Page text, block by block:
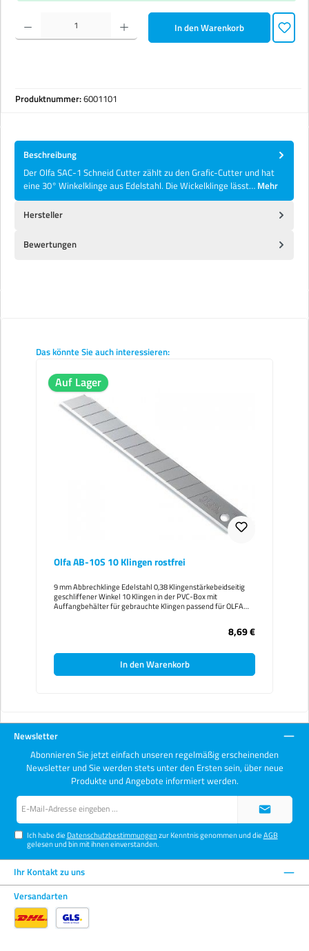
Produkt Anzahl: Gib den gewünschten Wert ein oder benutze die Schaltflächen um die Anzahl zu
In den Warenkorb
Produktnummer:6001101
Beschreibung
Der Olfa SAC-1 Schneid Cutter zählt zu den Grafic-Cutter und hat
eine 30° Winkelklinge aus Edelstahl. Die Wickelklinge lässt… Mehr
Hersteller
Bewertungen
Produktgalerie überspringen
Das könnte Sie auch interessieren:
Auf Lager
Olfa AB-10S 10 Klingen rostfrei
9 mm Abbrechklinge Edelstahl 0,38 Klingenstärkebeidseitig
geschliffener Winkel 10 Klingen in der PVC-Box mit
Auffangbehälter für gebrauchte Klingen passend für OLFA
8,69 €
In den Warenkorb
Newsletter
Abonnieren Sie jetzt einfach unseren regelmäßig erscheinenden
Newsletter und Sie werden stets unter den Ersten sein, über neue
Produkte und Angebote informiert werden.
Ich habe die Datenschutzbestimmungenzur Kenntnis genommen und dieAGB
gelesen und bin mit ihnen einverstanden.
Ihr Kontakt zu uns
Versandarten